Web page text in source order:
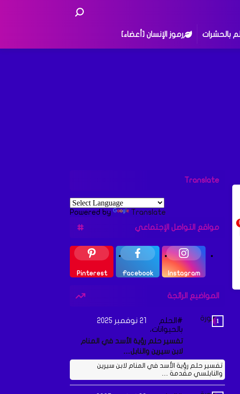
بالحشرات رموز الإنسان [أعضاء]
Translate
Powered by
Translate
مواقع التواصل الإجتماعي
Instagram
Facebook
Pinterest
المواضيع الرائجة
الحلم
بالحيوانات،
21 نوفمبر 2025
تفسير حلم رؤية الأسد في المنام
لابن سيرين والنابل…
تفسير حلم رؤية الأسد في المنام لابن سيرين
والنابلسي مقدمة …